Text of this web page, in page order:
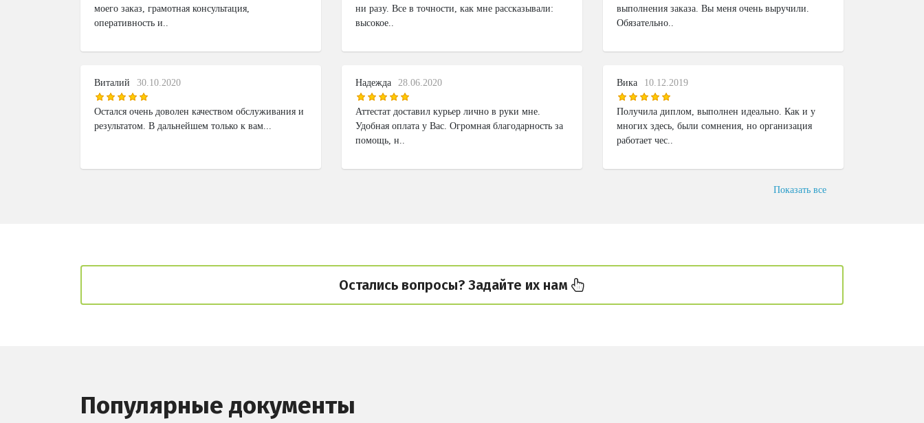
моего заказ, грамотная консультация,
оперативность и..
ни разу. Все в точности, как мне рассказывали:
высокое..
выполнения заказа. Вы меня очень выручили.
Обязательно..
Виталий 30.10.2020
Остался очень доволен качеством обслуживания и
результатом. В дальнейшем только к вам...
Надежда 28.06.2020
Аттестат доставил курьер лично в руки мне.
Удобная оплата у Вас. Огромная благодарность за
помощь, н..
Вика 10.12.2019
Получила диплом, выполнен идеально. Как и у
многих здесь, были сомнения, но организация
работает чес..
Показать все
Остались вопросы? Задайте их нам
Популярные документы